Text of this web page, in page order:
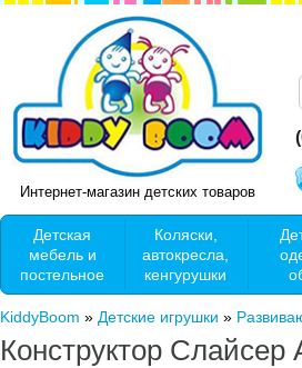
Интернет-магазин детских товаров
Детская
мебель и
постельное
Коляски,
автокресла,
кенгурушки
KiddyBoom » Детские игрушки »
Конструктор